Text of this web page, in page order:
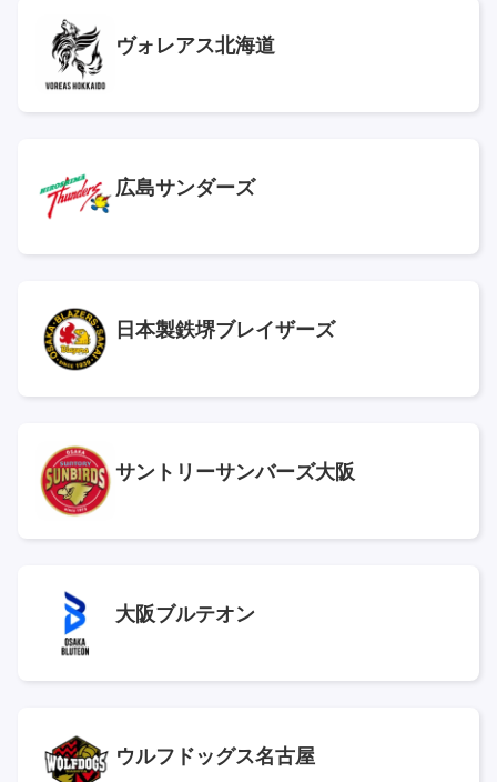
ヴォレアス北海道
広島サンダーズ
日本製鉄堺ブレイザーズ
サントリーサンバーズ大阪
大阪ブルテオン
ウルフドッグス名古屋